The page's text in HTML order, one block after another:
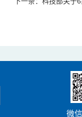
员会章程.doc】已下载
微